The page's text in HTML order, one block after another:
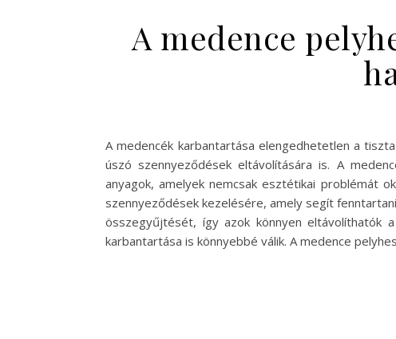
A medence
A medencék karbantartása elengedhetetlen a
úszó szennyeződések eltávolítására is. A
anyagok, amelyek nemcsak esztétikai problémát
szennyeződések kezelésére, amely segít
összegyűjtését, így azok könnyen eltávolíthatók
karbantartása is könnyebbé válik. A medence